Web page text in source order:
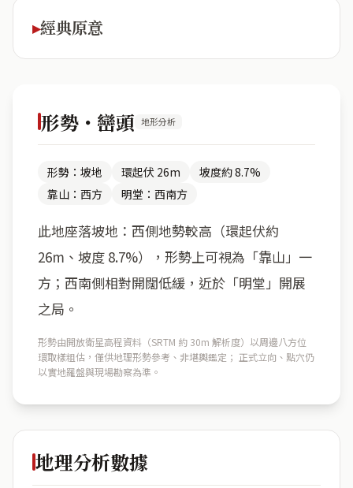
經典原意
形勢・巒頭 地形分析
形勢：坡地 環起伏 26m
坡度約 8.7%
靠山：西方
明堂：西南方
此地座落坡地：西側地勢較高（環起伏約
26m、坡度 8.7%），形勢上可視為「靠山」一
方；西南側相對開闊低緩，近於「明堂」開展
之局。
形勢由開放衛星高程資料（SRTM 約 30m 解析度）以周邊八方位
環取樣粗估，僅供地理形勢參考、非堪輿鑑定； 正式立向、點穴仍
以實地羅盤與現場勘察為準。
地理分析數據